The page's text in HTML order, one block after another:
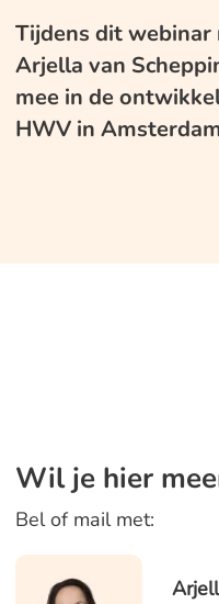
Tijdens dit webinar
Arjella van
mee in de
HWV in
Wil je hier
Bel of mail met: